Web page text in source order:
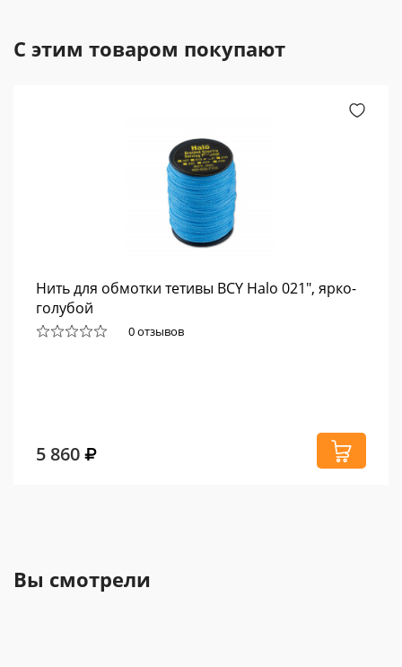
С этим товаром покупают
Нить для обмотки тетивы BCY Halo 021", ярко-
голубой
0 отзывов
5 860
Вы смотрели